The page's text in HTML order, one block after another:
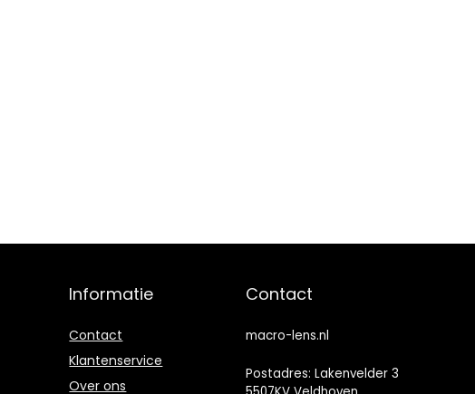
Informatie
Contact
Klantenservice
Over ons
Contact
macro-lens.nl
Postadres: Lakenvelder 3